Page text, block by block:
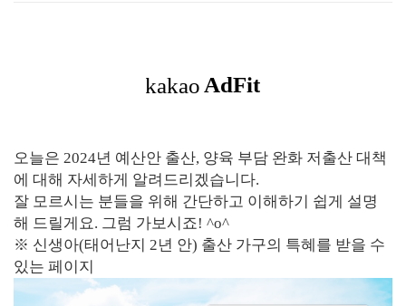
오늘은 2024년 예산안 출산, 양육 부담 완화 저출산 대책
에 대해 자세하게 알려드리겠습니다.
잘 모르시는 분들을 위해 간단하고 이해하기 쉽게 설명
해 드릴게요. 그럼 가보시죠! ^o^
※ 신생아(태어난지 2년 안) 출산 가구의 특혜를 받을 수
있는 페이지